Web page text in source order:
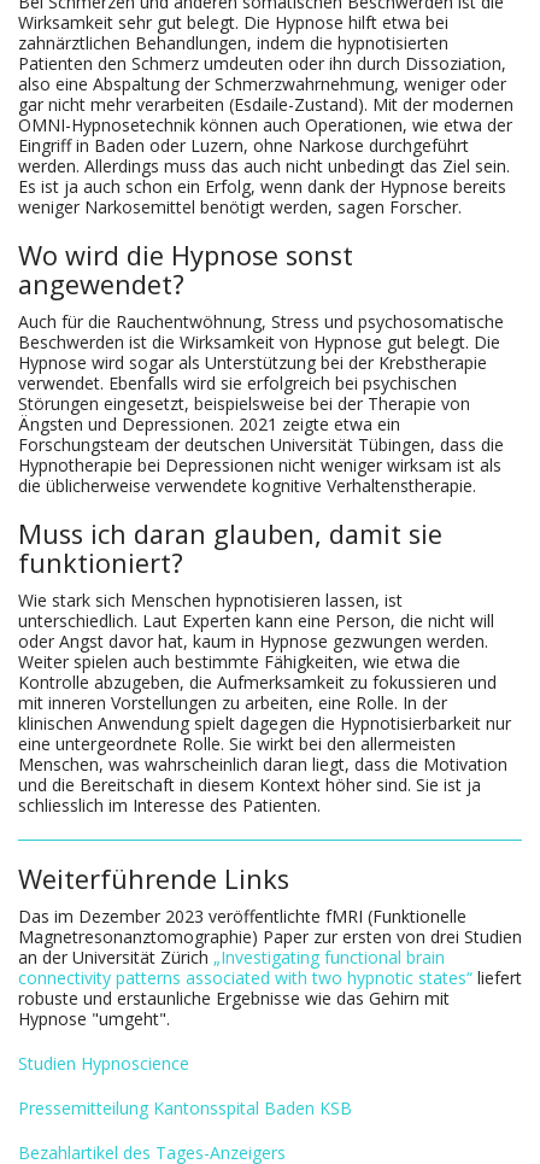
Wirksamkeit sehr gut belegt. Die Hypnose hilft etwa bei
zahnärztlichen Behandlungen, indem die hypnotisierten
Patienten den Schmerz umdeuten oder ihn durch Dissoziation,
also eine Abspaltung der Schmerzwahrnehmung, weniger oder
gar nicht mehr verarbeiten (Esdaile-Zustand). Mit der modernen
OMNI-Hypnosetechnik können auch Operationen, wie etwa der
Eingriff in Baden oder Luzern, ohne Narkose durchgeführt
werden. Allerdings muss das auch nicht unbedingt das Ziel sein.
Es ist ja auch schon ein Erfolg, wenn dank der Hypnose bereits
weniger Narkosemittel benötigt werden, sagen Forscher.
Wo wird die Hypnose sonst
angewendet?
Auch für die Rauchentwöhnung, Stress und psychosomatische
Beschwerden ist die Wirksamkeit von Hypnose gut belegt. Die
Hypnose wird sogar als Unterstützung bei der Krebstherapie
verwendet. Ebenfalls wird sie erfolgreich bei psychischen
Störungen eingesetzt, beispielsweise bei der Therapie von
Ängsten und Depressionen. 2021 zeigte etwa ein
Forschungsteam der deutschen Universität Tübingen, dass die
Hypnotherapie bei Depressionen nicht weniger wirksam ist als
die üblicherweise verwendete kognitive Verhaltenstherapie.
Muss ich daran glauben, damit sie
funktioniert?
Wie stark sich Menschen hypnotisieren lassen, ist
unterschiedlich. Laut Experten kann eine Person, die nicht will
oder Angst davor hat, kaum in Hypnose gezwungen werden.
Weiter spielen auch bestimmte Fähigkeiten, wie etwa die
Kontrolle abzugeben, die Aufmerksamkeit zu fokussieren und
mit inneren Vorstellungen zu arbeiten, eine Rolle. In der
klinischen Anwendung spielt dagegen die Hypnotisierbarkeit nur
eine untergeordnete Rolle. Sie wirkt bei den allermeisten
Menschen, was wahrscheinlich daran liegt, dass die Motivation
und die Bereitschaft in diesem Kontext höher sind. Sie ist ja
schliesslich im Interesse des Patienten.
Weiterführende Links
Das im Dezember 2023 veröffentlichte fMRI (Funktionelle
Magnetresonanztomographie) Paper zur ersten von drei Studien
an der Universität Zürich „Investigating functional brain
connectivity patterns associated with two hypnotic states“ liefert
robuste und erstaunliche Ergebnisse wie das Gehirn mit
Hypnose "umgeht".
Studien Hypnoscience
Pressemitteilung Kantonsspital Baden KSB
Bezahlartikel des Tages-Anzeigers